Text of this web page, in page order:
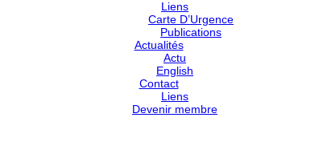
Liens
Carte D’Urgence
Publications
Actualités
Actu
English
Contact
Liens
Devenir membre